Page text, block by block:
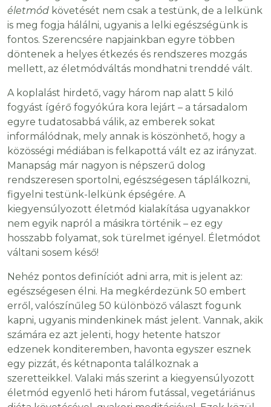
életmód követését nem csak a testünk, de a lelkünk
is meg fogja hálálni, ugyanis a lelki egészségünk is
fontos. Szerencsére napjainkban egyre többen
döntenek a helyes étkezés és rendszeres mozgás
mellett, az életmódváltás mondhatni trenddé vált.
A koplalást hirdető, vagy három nap alatt 5 kiló
fogyást ígérő fogyókúra kora lejárt – a társadalom
egyre tudatosabbá válik, az emberek sokat
informálódnak, mely annak is köszönhető, hogy a
közösségi médiában is felkapottá vált ez az irányzat.
Manapság már nagyon is népszerű dolog
rendszeresen sportolni, egészségesen táplálkozni,
figyelni testünk-lelkünk épségére. A
kiegyensúlyozott életmód kialakítása ugyanakkor
nem egyik napról a másikra történik – ez egy
hosszabb folyamat, sok türelmet igényel. Életmódot
váltani sosem késő!
Nehéz pontos definíciót adni arra, mit is jelent az:
egészségesen élni. Ha megkérdezünk 50 embert
erről, valószínűleg 50 különböző választ fogunk
kapni, ugyanis mindenkinek mást jelent. Vannak, akik
számára ez azt jelenti, hogy hetente hatszor
edzenek konditeremben, havonta egyszer esznek
egy pizzát, és kétnaponta találkoznak a
szeretteikkel. Valaki más szerint a kiegyensúlyozott
életmód egyenlő heti három futással, vegetáriánus